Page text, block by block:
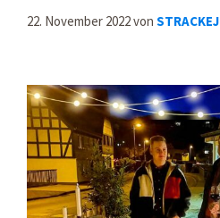
22. November 2022von STRACKEJ